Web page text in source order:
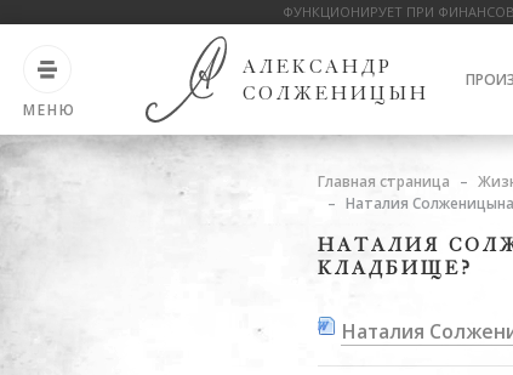
МЕНЮ
ФУНКЦИОНИРУЕТ ПРИ
АЛЕКСАНДР
СОЛЖЕНИЦЫН
Главная страница
Наталия
НАТАЛИЯ
КЛАДБИЩЕ?
Наталия